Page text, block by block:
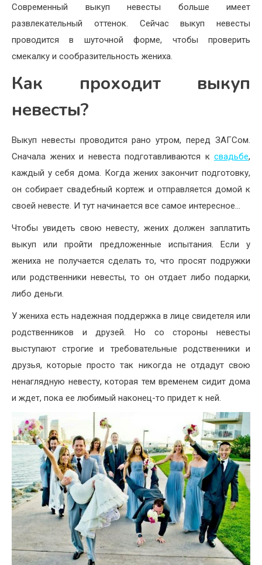
Современный выкуп невесты больше имеет
развлекательный оттенок. Сейчас выкуп невесты
проводится в шуточной форме, чтобы проверить
смекалку и сообразительность жениха.
Как проходит выкуп
невесты?
Выкуп невесты проводится рано утром, перед ЗАГСом.
Сначала жених и невеста подготавливаются к свадьбе,
каждый у себя дома. Когда жених закончит подготовку,
он собирает свадебный кортеж и отправляется домой к
своей невесте. И тут начинается все самое интересное…
Чтобы увидеть свою невесту, жених должен заплатить
выкуп или пройти предложенные испытания. Если у
жениха не получается сделать то, что просят подружки
или родственники невесты, то он отдает либо подарки,
либо деньги.
У жениха есть надежная поддержка в лице свидетеля или
родственников и друзей. Но со стороны невесты
выступают строгие и требовательные родственники и
друзья, которые просто так никогда не отдадут свою
ненаглядную невесту, которая тем временем сидит дома
и ждет, пока ее любимый наконец-то придет к ней.